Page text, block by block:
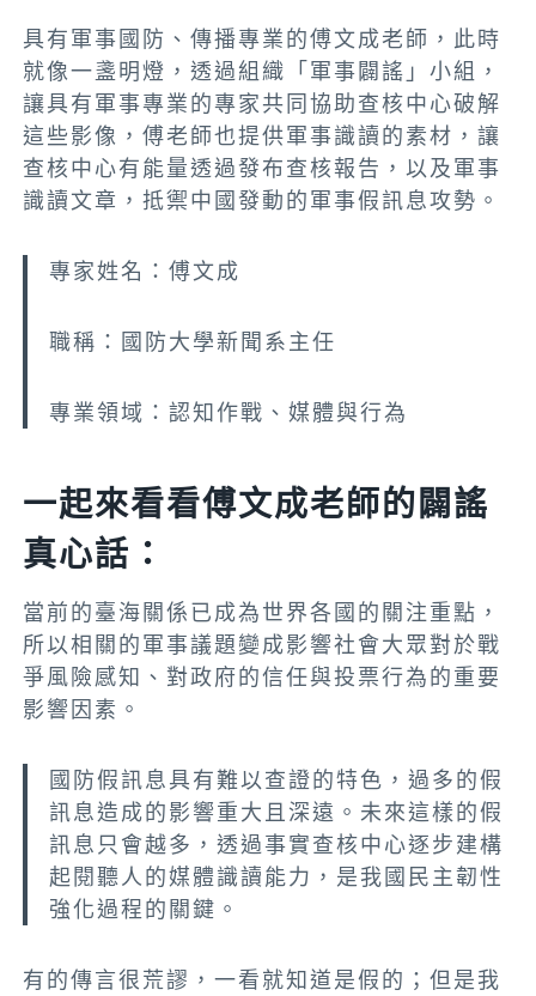
具有軍事國防、傳播專業的傅文成老師，此時
就像一盞明燈，透過組織「軍事闢謠」小組，
讓具有軍事專業的專家共同協助查核中心破解
這些影像，傅老師也提供軍事識讀的素材，讓
查核中心有能量透過發布查核報告，以及軍事
識讀文章，抵禦中國發動的軍事假訊息攻勢。
專家姓名：傅文成
職稱：國防大學新聞系主任
專業領域：認知作戰、媒體與行為
一起來看看傅文成老師的闢謠
真心話：
當前的臺海關係已成為世界各國的關注重點，
所以相關的軍事議題變成影響社會大眾對於戰
爭風險感知、對政府的信任與投票行為的重要
影響因素。
國防假訊息具有難以查證的特色，過多的假
訊息造成的影響重大且深遠。未來這樣的假
訊息只會越多，透過事實查核中心逐步建構
起閱聽人的媒體識讀能力，是我國民主韌性
強化過程的關鍵。
有的傳言很荒謬，一看就知道是假的；但是我